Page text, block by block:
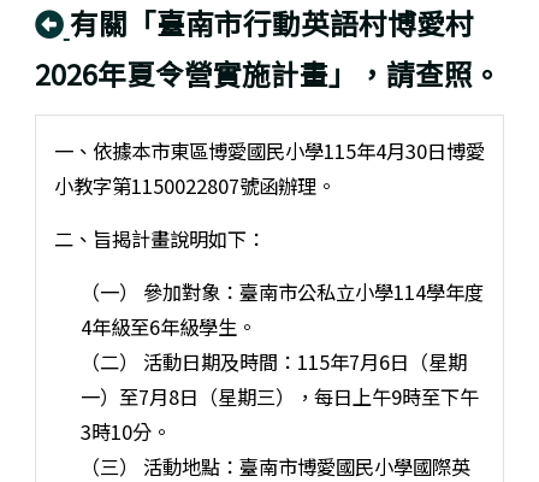
回上頁
有關「臺南市行動英語村博愛村
2026年夏令營實施計畫」，請查照。
一、依據本市東區博愛國民小學115年4月30日博愛
小教字第1150022807號函辦理。
二、旨揭計畫說明如下：
（一） 參加對象：臺南市公私立小學114學年度
4年級至6年級學生。
（二） 活動日期及時間：115年7月6日（星期
一）至7月8日（星期三），每日上午9時至下午
3時10分。
（三） 活動地點：臺南市博愛國民小學國際英